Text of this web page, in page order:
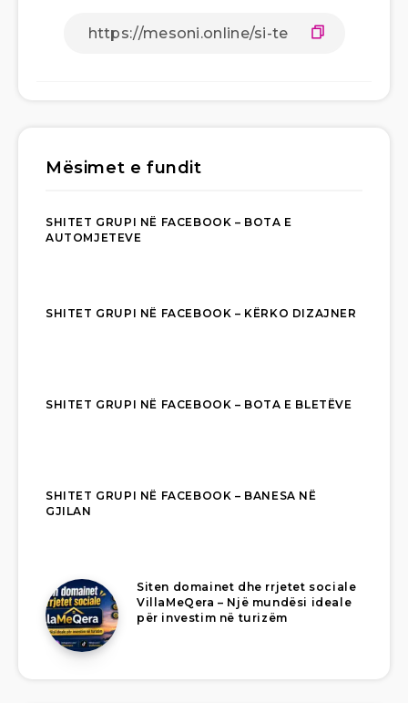
Mësimet e fundit
SHITET GRUPI NË FACEBOOK – BOTA E
AUTOMJETEVE
SHITET GRUPI NË FACEBOOK – KËRKO DIZAJNER
SHITET GRUPI NË FACEBOOK – BOTA E BLETËVE
SHITET GRUPI NË FACEBOOK – BANESA NË
GJILAN
Siten domainet dhe rrjetet sociale
VillaMeQera – Një mundësi ideale
për investim në turizëm